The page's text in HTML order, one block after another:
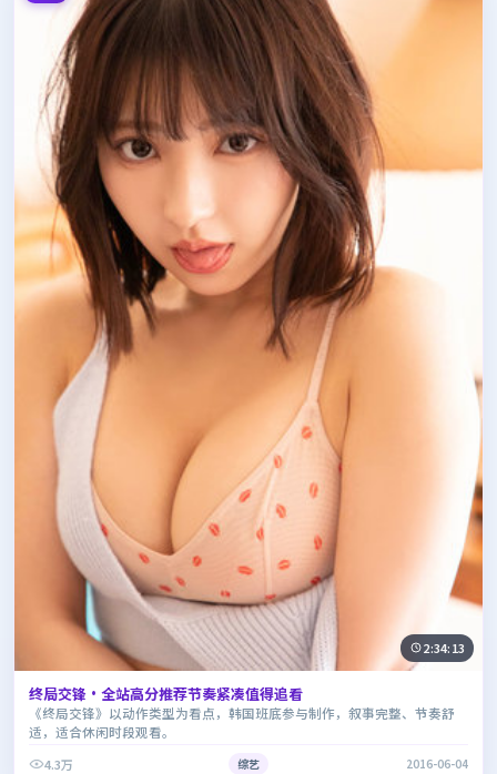
2:34:13
终局交锋·全站高分推荐节奏紧凑值得追看
《终局交锋》以动作类型为看点，韩国班底参与制作，叙事完整、节奏舒
适，适合休闲时段观看。
4.3万
综艺 2016-06-04